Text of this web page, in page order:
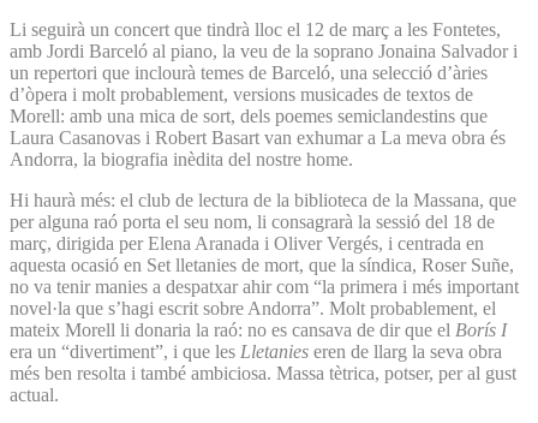
Li seguirà un concert que tindrà lloc el 12 de març a les Fontetes,
amb Jordi Barceló al piano, la veu de la soprano Jonaina Salvador i
un repertori que inclourà temes de Barceló, una selecció d’àries
d’òpera i molt probablement, versions musicades de textos de
Morell: amb una mica de sort, dels poemes semiclandestins que
Laura Casanovas i Robert Basart van exhumar a La meva obra és
Andorra, la biografia inèdita del nostre home.
Hi haurà més: el club de lectura de la biblioteca de la Massana, que
per alguna raó porta el seu nom, li consagrarà la sessió del 18 de
març, dirigida per Elena Aranada i Oliver Vergés, i centrada en
aquesta ocasió en Set lletanies de mort, que la síndica, Roser Suñe,
no va tenir manies a despatxar ahir com “la primera i més important
novel·la que s’hagi escrit sobre Andorra”. Molt probablement, el
mateix Morell li donaria la raó: no es cansava de dir que el Borís I
era un “divertiment”, i que les Lletanies eren de llarg la seva obra
més ben resolta i també ambiciosa. Massa tètrica, potser, per al gust
actual.